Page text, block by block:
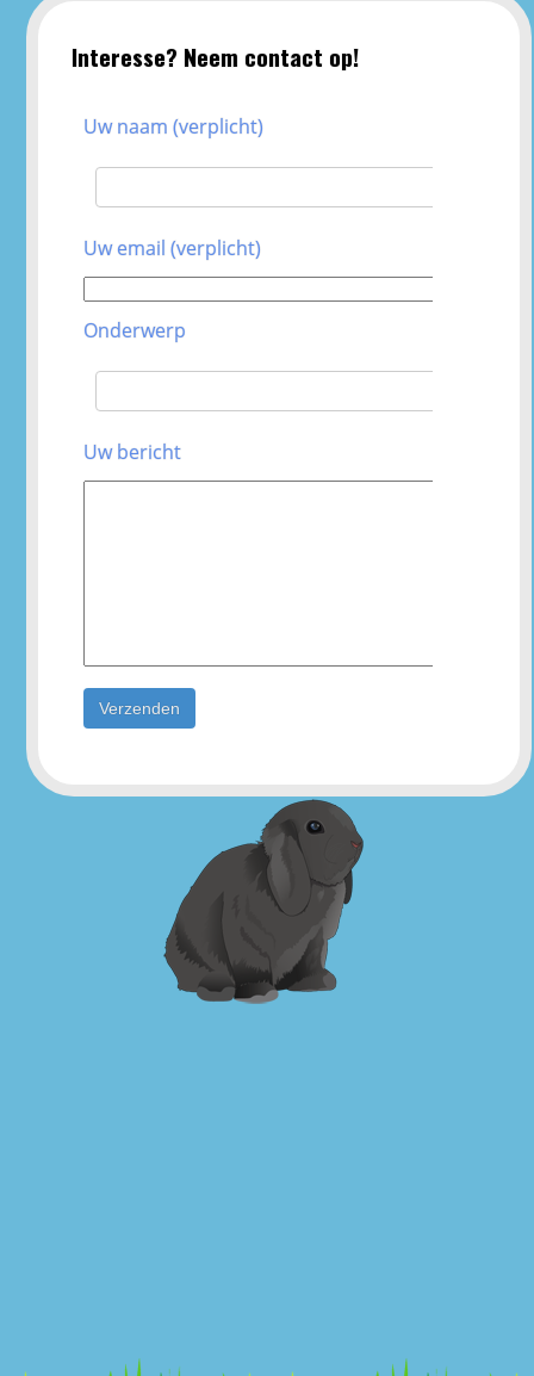
Interesse? Neem contact op!
Uw naam (verplicht)
Uw email (verplicht)
Onderwerp
Uw bericht